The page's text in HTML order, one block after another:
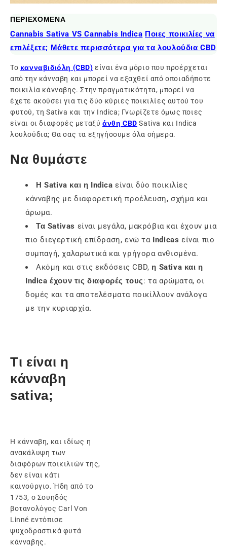
ΠΕΡΙΕΧΟΜΕΝΑ
Cannabis Sativa VS Cannabis Indica Ποιες ποικιλίες να
επιλέξετε; Μάθετε περισσότερα για τα λουλούδια CBD
Το κανναβιδιόλη (CBD) είναι ένα μόριο που προέρχεται
από την κάνναβη και μπορεί να εξαχθεί από οποιαδήποτε
ποικιλία κάνναβης. Στην πραγματικότητα, μπορεί να
έχετε ακούσει για τις δύο κύριες ποικιλίες αυτού του
φυτού, τη Sativa και την Indica; Γνωρίζετε όμως ποιες
είναι οι διαφορές μεταξύ άνθη CBD Sativa και Indica
λουλούδια; Θα σας τα εξηγήσουμε όλα σήμερα.
Να θυμάστε
Η Sativa και η Indica είναι δύο ποικιλίες
κάνναβης με διαφορετική προέλευση, σχήμα και
άρωμα.
Τα Sativas είναι μεγάλα, μακρόβια και έχουν μια
πιο διεγερτική επίδραση, ενώ τα Indicas είναι πιο
συμπαγή, χαλαρωτικά και γρήγορα ανθισμένα.
Ακόμη και στις εκδόσεις CBD, η Sativa και η
Indica έχουν τις διαφορές τους: τα αρώματα, οι
δομές και τα αποτελέσματα ποικίλλουν ανάλογα
με την κυριαρχία.
Τι είναι η
κάνναβη
sativa;
Η κάνναβη, και ιδίως η
ανακάλυψη των
διαφόρων ποικιλιών της,
δεν είναι κάτι
καινούργιο. Ήδη από το
1753, ο Σουηδός
βοτανολόγος Carl Von
Linné εντόπισε
ψυχοδραστικά φυτά
κάνναβης.